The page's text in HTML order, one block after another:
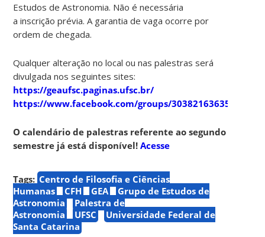
Estudos de Astronomia. Não é necessária
a inscrição prévia. A garantia de vaga ocorre por
ordem de chegada.
Qualquer alteração no local ou nas palestras será
divulgada nos seguintes sites:
https://geaufsc.paginas.ufsc.br/
https://www.facebook.com/groups/303821636357910
O calendário de palestras referente ao segundo
semestre já está disponível!Acesse
Tags: Centro de Filosofia e Ciências
Humanas
CFH GEA
Grupo de Estudos de
Astronomia
Palestra de
Astronomia
UFSC
Universidade Federal de
Santa Catarina